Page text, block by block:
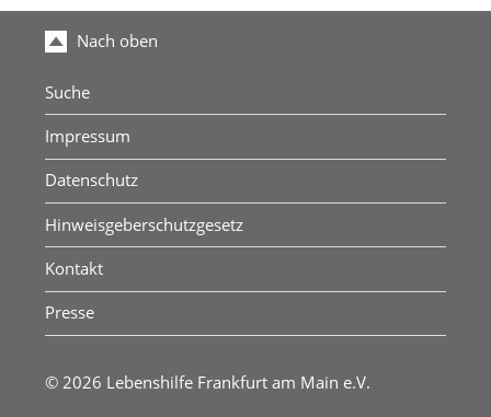
Nach oben
Suche
Impressum
Datenschutz
Hinweisgeberschutzgesetz
Kontakt
Presse
© 2026 Lebenshilfe Frankfurt am Main e.V.